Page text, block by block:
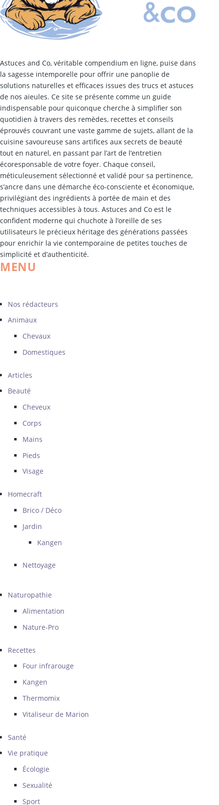
Astuces and Co, véritable compendium en ligne, puise dans
la sagesse intemporelle pour offrir une panoplie de
solutions naturelles et efficaces issues des trucs et astuces
de nos aïeules. Ce site se présente comme un guide
indispensable pour quiconque cherche à simplifier son
quotidien à travers des remèdes, recettes et conseils
éprouvés couvrant une vaste gamme de sujets, allant de la
cuisine savoureuse sans artifices aux secrets de beauté
tout en naturel, en passant par l’art de l’entretien
écoresponsable de votre foyer. Chaque conseil,
méticuleusement sélectionné et validé pour sa pertinence,
s’ancre dans une démarche éco-consciente et économique,
privilégiant des ingrédients à portée de main et des
techniques accessibles à tous. Astuces and Co est le
confident moderne qui chuchote à l’oreille de ses
utilisateurs le précieux héritage des générations passées
pour enrichir la vie contemporaine de petites touches de
simplicité et d’authenticité.
MENU
Nos rédacteurs
Animaux
Chevaux
Domestiques
Articles
Beauté
Cheveux
Corps
Mains
Pieds
Visage
Homecraft
Brico / Déco
Jardin
Kangen
Nettoyage
Naturopathie
Alimentation
Nature-Pro
Recettes
Four infrarouge
Kangen
Thermomix
Vitaliseur de Marion
Santé
Vie pratique
Écologie
Sexualité
Sport